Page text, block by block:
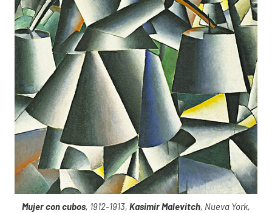
Mujer con cubos, 1912-1913, Kasimir Malevitch, Nueva York,